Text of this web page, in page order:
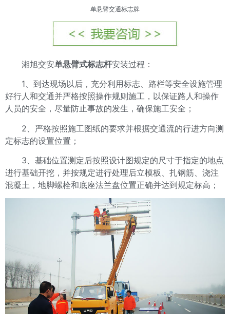
单悬臂交通标志牌
湘旭交安单悬臂式标志杆安装过程：
1、到达现场以后，充分利用标志、路栏等安全设施管理
好行人和交通并严格按照操作规则施工，以保证路人和操作
人员的安全，尽量防止事故的发生，确保施工安全；
2、严格按照施工图纸的要求并根据交通流的行进方向测
定标志的设置位置；
3、基础位置测定后按照设计图规定的尺寸于指定的地点
进行基础开挖，并按规定进行处理后立模板、扎钢筋、浇注
混凝土，地脚螺栓和底座法兰盘位置正确并达到规定标高；